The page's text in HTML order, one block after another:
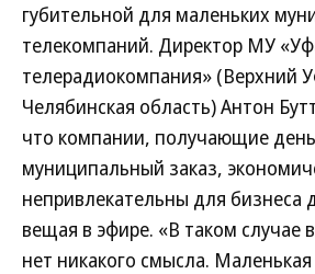
губительной для маленьких
телекомпаний. Директор МУ
телерадиокомпания» (Верхний
Челябинская область) Антон
что компании, получающие
муниципальный заказ,
непривлекательны для бизнеса
вещая в эфире. «В таком случае
нет никакого смысла.